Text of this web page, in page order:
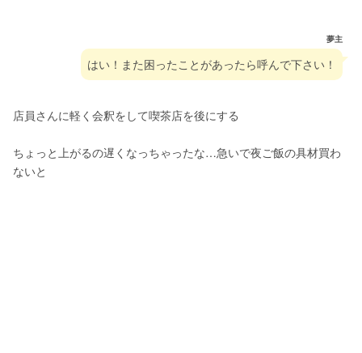
夢主
はい！また困ったことがあったら呼んで下さい！
店員さんに軽く会釈をして喫茶店を後にする
ちょっと上がるの遅くなっちゃったな…急いで夜ご飯の具材買わ
ないと